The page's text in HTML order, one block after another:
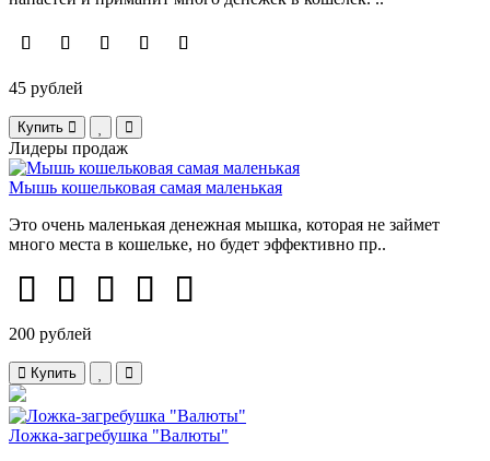
45 рублей
Купить
Лидеры продаж
Мышь кошельковая самая маленькая
Это очень маленькая денежная мышка, которая не займет
много места в кошельке, но будет эффективно пр..
200 рублей
Купить
Ложка-загребушка "Валюты"